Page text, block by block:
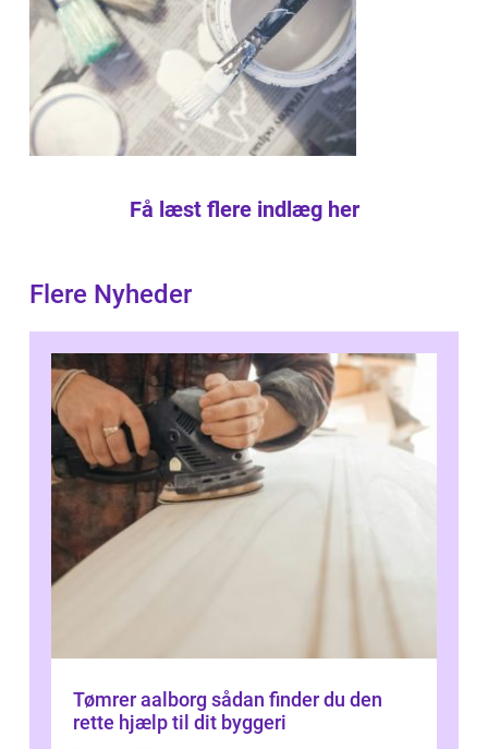
Få læst flere indlæg her
Flere Nyheder
Tømrer aalborg sådan finder du den
rette hjælp til dit byggeri